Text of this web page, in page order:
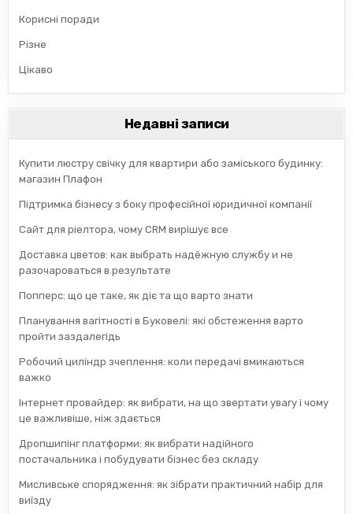
Корисні поради
Різне
Цікаво
Недавні записи
Купити люстру свічку для квартири або заміського будинку:
магазин Плафон
Підтримка бізнесу з боку професійної юридичної компанії
Сайт для ріелтора, чому CRM вирішує все
Доставка цветов: как выбрать надёжную службу и не
разочароваться в результате
Попперс: що це таке, як діє та що варто знати
Планування вагітності в Буковелі: які обстеження варто
пройти заздалегідь
Робочий циліндр зчеплення: коли передачі вмикаються
важко
Інтернет провайдер: як вибрати, на що звертати увагу і чому
це важливіше, ніж здається
Дропшипінг платформи: як вибрати надійного
постачальника і побудувати бізнес без складу
Мисливське спорядження: як зібрати практичний набір для
виїзду